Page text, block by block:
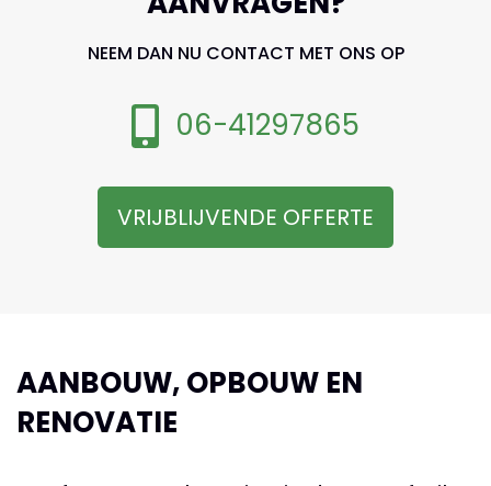
NEEM DAN NU CONTACT MET ONS OP
06-41297865
VRIJBLIJVENDE OFFERTE
AANBOUW, OPBOUW EN
RENOVATIE